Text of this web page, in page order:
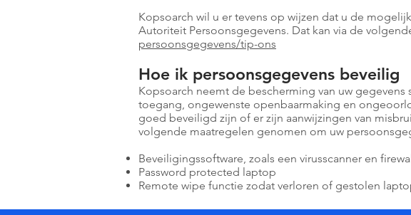
Kopsoarch wil u er tevens op wijzen dat u de
Autoriteit Persoonsgegevens. Dat kan via de
persoonsgegevens/tip-ons
Hoe ik persoonsgegevens beveilig
Kopsoarch neemt de bescherming van uw
toegang, ongewenste openbaarmaking en
goed beveiligd zijn of er zijn aanwijzingen van
volgende maatregelen genomen om uw
Beveiligingssoftware, zoals een virusscanner en
Password protected laptop
Remote wipe functie zodat verloren of gestolen